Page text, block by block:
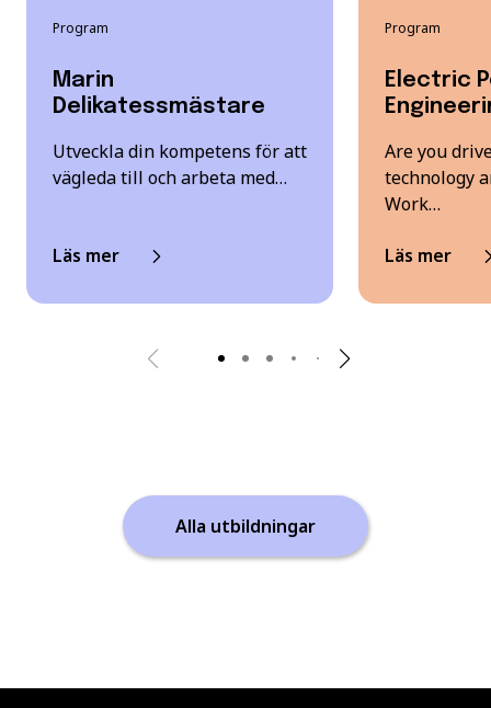
Program
Marin
Delikatessmästare
Utveckla din kompetens för att
vägleda till och arbeta med…
Läs mer
Program
Electric
Are you
technology
Work…
Läs mer
Alla utbildningar